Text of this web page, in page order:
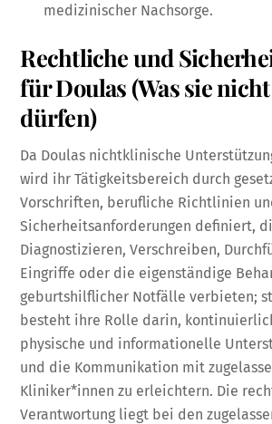
medizinischer Nachsorge.
Rechtliche und
für Doulas (Was sie
dürfen)
Da Doulas nichtklinische
wird ihr Tätigkeitsbereich durch
Vorschriften, berufliche Richtlinien
Sicherheitsanforderungen definiert,
Diagnostizieren, Verschreiben,
Eingriffe oder die eigenständige
geburtshilflicher Notfälle verbieten;
besteht ihre Rolle darin,
physische und informationelle
und die Kommunikation mit
Kliniker*innen zu erleichtern. Die
Verantwortung liegt bei den